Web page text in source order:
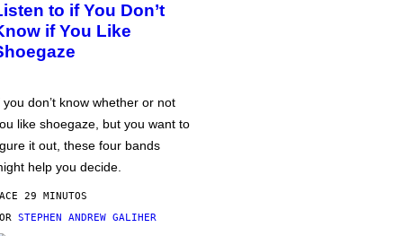
to if You Don’t
if You Like
you don’t know whether or not
like shoegaze, but you want to
it out, these four bands
help you decide.
29 MINUTOS
STEPHEN ANDREW GALIHER